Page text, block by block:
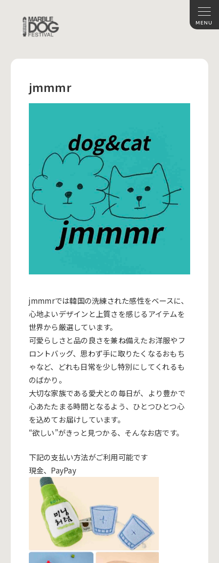
jmmmr
jmmmrでは韓国の洗練された感性をベースに、
心地よいデザインと上質さを感じるアイテムを
世界から厳選しています。
可愛らしさと品の良さを兼ね備えたお洋服やフ
ロントバッグ、 思わず手に取りたくなるおもち
ゃなど、
どれも日常を少し特別にしてくれるも
のばかり。
大切な家族である愛犬との毎日が、
より豊かで
心あたたまる時間となるよう、 ひとつひとつ心
を込めてお届けしています。
“欲しい”がきっと見つかる、そんなお店です。
下記の支払い方法がご利用可能です
現金、PayPay